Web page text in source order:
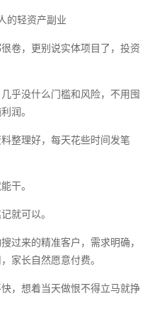
的轻资产副业
卷，更别说实体项目了，投资
乎没什么门槛和风险，不用囤
润。
整理好，每天花些时间发笔
干。
就可以。
过来的精准客户，需求明确，
家长自然愿意付费。
，想着当天做恨不得立马就挣